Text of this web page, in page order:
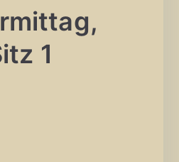
1